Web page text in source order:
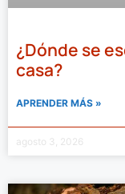
¿Dónde se
casa?
APRENDER MÁS »
agosto 3, 2026